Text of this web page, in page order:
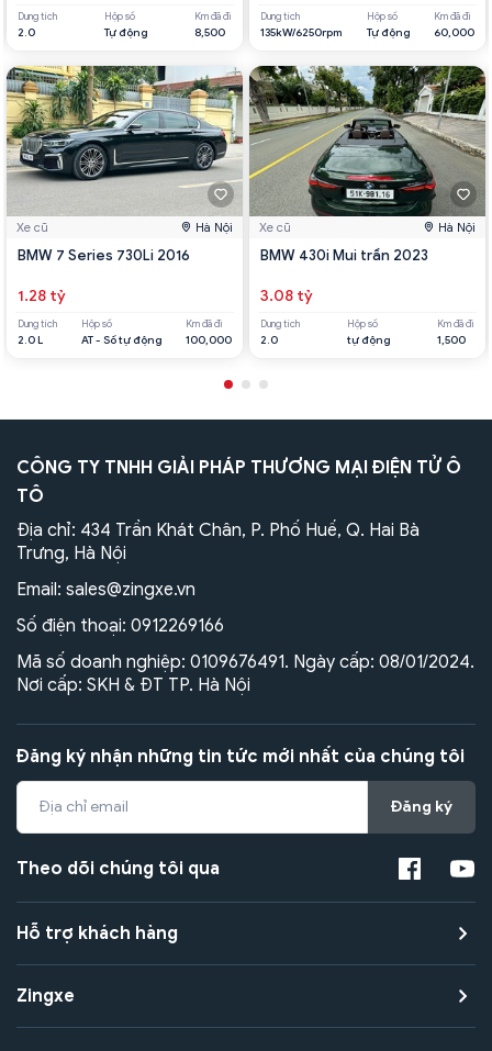
Dung tích
2.0
Hộp số
Tự động
Km đã đi
8,500
Xe cũ Hà Nội
BMW 7 Series 730Li 2016
1.28 tỷ
Dung tích
2.0 L
Hộp số
AT - Số tự động
Km đã đi
100,000
Dung tích
135kW/6250rpm
Hộp số
Tự động
Km đã đi
60,000
Xe cũ Hà Nội
BMW 430i Mui trần 2023
3.08 tỷ
Dung tích
2.0
Hộp số
tự động
Km đã đi
1,500
CÔNG TY TNHH GIẢI PHÁP THƯƠNG MẠI ĐIỆN TỬ Ô
TÔ
Địa chỉ: 434 Trần Khát Chân, P. Phố Huế, Q. Hai Bà
Trưng, Hà Nội
Email: sales@zingxe.vn
Số điện thoại: 0912269166
Mã số doanh nghiệp: 0109676491. Ngày cấp: 08/01/2024.
Nơi cấp: SKH & ĐT TP. Hà Nội
Đăng ký nhận những tin tức mới nhất của chúng tôi
Đăng ký
Theo dõi chúng tôi qua
Hỗ trợ khách hàng
Zingxe